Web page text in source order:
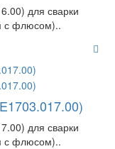
для сварки
с флюсом)..
для сварки
с флюсом)..